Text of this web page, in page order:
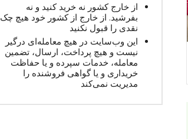
از خارج کشور نه خرید کنید و نه
بفرشید. از خارج از کشور خود هیچ چک
نقدی را قبول نکنید
این وب‌سایت در هیچ معامله‌ای درگیر
نیست و هیچ پرداخت، ارسال، تضمین
معامله، خدمات سپرده و یا حفاظت
خریداری و یا گواهی فروشنده را
مدیریت نمی‌کند